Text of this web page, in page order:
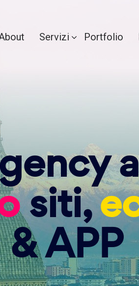
Servizi Portfolio
siti,
& APP